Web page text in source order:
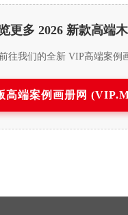
更多 2026 新款高端
往我们的全新 VIP高端案例
高端案例画册网